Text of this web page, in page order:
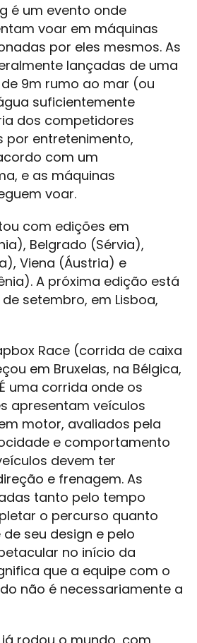
é um evento onde
voar em máquinas
por eles mesmos. As
lançadas de uma
9m rumo ao mar (ou
suficientemente
dos competidores
por entretenimento,
com um
e as máquinas
voar.
com edições em
Belgrado (Sérvia),
Viena (Áustria) e
A próxima edição está
setembro, em Lisboa,
Race (corrida de caixa
em Bruxelas, na Bélgica,
uma corrida onde os
apresentam veículos
motor, avaliados pela
e comportamento
devem ter
e frenagem. As
tanto pelo tempo
o percurso quanto
seu design e pelo
no início da
que a equipe com o
não é necessariamente a